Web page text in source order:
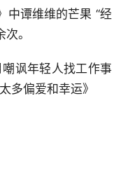
中谭维维的芒果 “经
。
讽年轻人找工作事
多偏爱和幸运》